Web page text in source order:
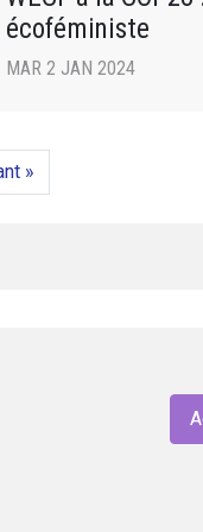
écoféministe
MAR 2 JAN 2024
»